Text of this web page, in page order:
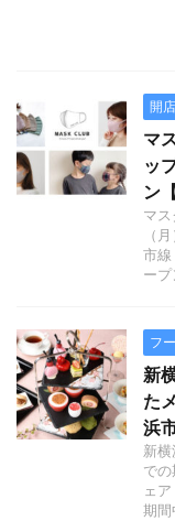
開
マ
ッ
ン
マ
（
市線
ー
フ
新
た
浜
新
で
ェ
期間